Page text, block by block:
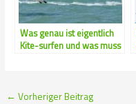
Was genau ist eigentlich
Kite-surfen und was muss
← Vorheriger Beitrag